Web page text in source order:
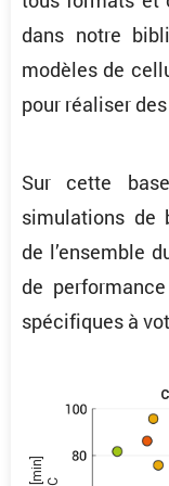
dans notre
modèles de
pour réaliser
Sur cette
simula­tions de
de l’ensemble
de
spéci­fiques à